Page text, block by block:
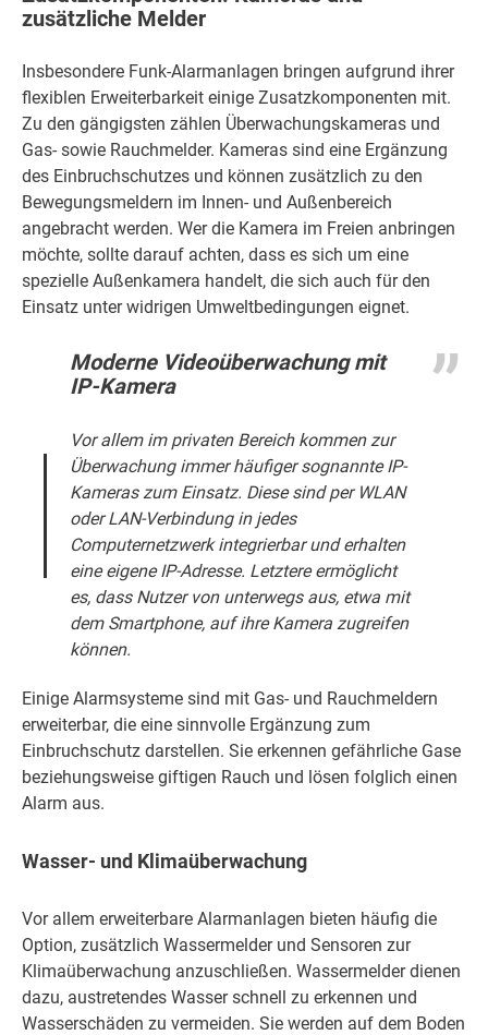
zusätzliche Melder
Insbesondere Funk-Alarmanlagen bringen aufgrund ihrer
flexiblen Erweiterbarkeit einige Zusatzkomponenten mit.
Zu den gängigsten zählen Überwachungskameras und
Gas- sowie Rauchmelder. Kameras sind eine Ergänzung
des Einbruchschutzes und können zusätzlich zu den
Bewegungsmeldern im Innen- und Außenbereich
angebracht werden. Wer die Kamera im Freien anbringen
möchte, sollte darauf achten, dass es sich um eine
spezielle Außenkamera handelt, die sich auch für den
Einsatz unter widrigen Umweltbedingungen eignet.
Moderne Videoüberwachung mit
IP-Kamera
Vor allem im privaten Bereich kommen zur
Überwachung immer häufiger sognannte IP-
Kameras zum Einsatz. Diese sind per WLAN
oder LAN-Verbindung in jedes
Computernetzwerk integrierbar und erhalten
eine eigene IP-Adresse. Letztere ermöglicht
es, dass Nutzer von unterwegs aus, etwa mit
dem Smartphone, auf ihre Kamera zugreifen
können.
Einige Alarmsysteme sind mit Gas- und Rauchmeldern
erweiterbar, die eine sinnvolle Ergänzung zum
Einbruchschutz darstellen. Sie erkennen gefährliche Gase
beziehungsweise giftigen Rauch und lösen folglich einen
Alarm aus.
Wasser- und Klimaüberwachung
Vor allem erweiterbare Alarmanlagen bieten häufig die
Option, zusätzlich Wassermelder und Sensoren zur
Klimaüberwachung anzuschließen. Wassermelder dienen
dazu, austretendes Wasser schnell zu erkennen und
Wasserschäden zu vermeiden. Sie werden auf dem Boden